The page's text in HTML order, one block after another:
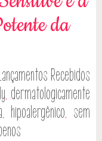
da
Recebidos
, dermatologicamente
, hipoalergênico, sem